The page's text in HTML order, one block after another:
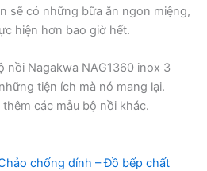
sẽ có những bữa ăn ngon miệng,
hiện hơn bao giờ hết.
nồi Nagakwa NAG1360 inox 3
tiện ích mà nó mang lại.
các mẫu bộ nồi khác.
chống dính – Đồ bếp chất